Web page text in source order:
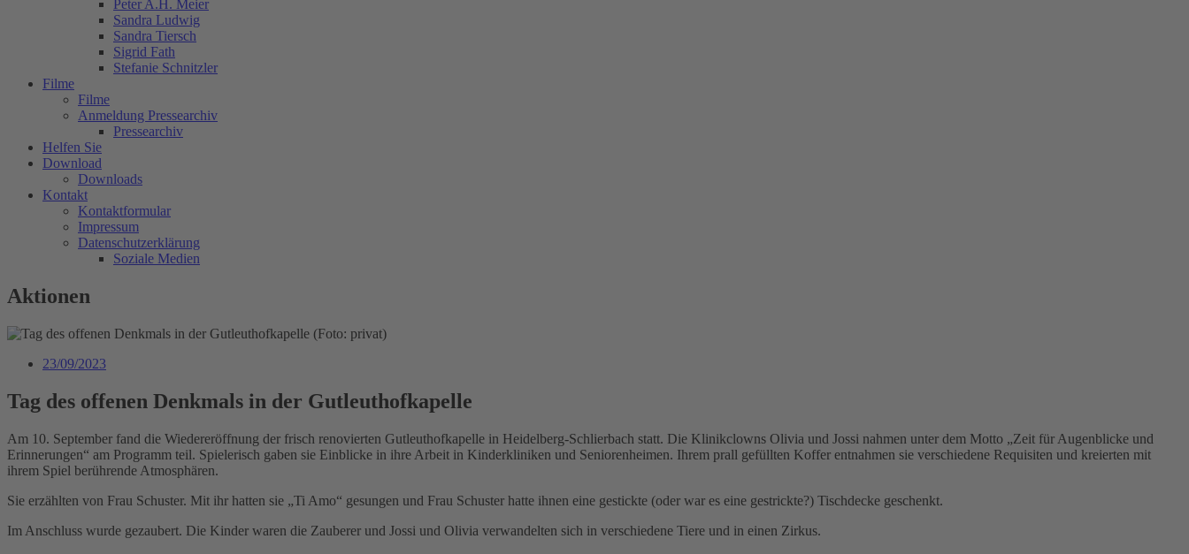
Peter A.H. Meier
Sandra Ludwig
Sandra Tiersch
Sigrid Fath
Stefanie Schnitzler
Filme
Filme
Anmeldung Pressearchiv
Pressearchiv
Helfen Sie
Download
Downloads
Kontakt
Kontaktformular
Impressum
Datenschutzerklärung
Soziale Medien
Aktionen
23/09/2023
Tag des offenen Denkmals in der Gutleuthofkapelle
Am 10. September fand die Wiedereröffnung der frisch renovierten Gutleuthofkapelle in Heidelberg-Schlierbach statt. Die Klinikclowns Olivia und Jossi nahmen unter dem Motto „Zeit für Augenblicke und
Erinnerungen“ am Programm teil. Spielerisch gaben sie Einblicke in ihre Arbeit in Kinderkliniken und Seniorenheimen. Ihrem prall gefüllten Koffer entnahmen sie verschiedene Requisiten und kreierten mit
ihrem Spiel berührende Atmosphären.
Sie erzählten von Frau Schuster. Mit ihr hatten sie „Ti Amo“ gesungen und Frau Schuster hatte ihnen eine gestickte (oder war es eine gestrickte?) Tischdecke geschenkt.
Im Anschluss wurde gezaubert. Die Kinder waren die Zauberer und Jossi und Olivia verwandelten sich in verschiedene Tiere und in einen Zirkus.